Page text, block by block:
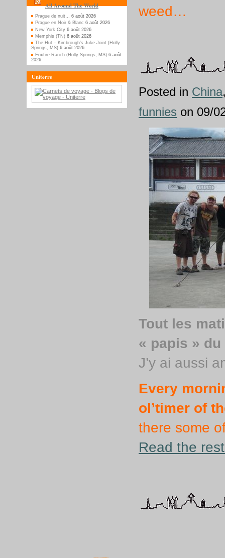
All Around The World
Prague de nuit…
6 août 2026
Prague en Noir & Blanc 6 août 2026
New York City 6 août 2026
Memphis (TN) 6 août 2026
The Hut – Kimbrough’s Juke Joint (Holly
Springs, MS) 6 août 2026
Foxfire Ranch (Holly Springs, MS) 6 août
2026
Uniterre
weed…
Posted in China
funnies on 09/
Tout les
« papis »
J’y ai aussi
Every
ol’timer of
there some
Read the